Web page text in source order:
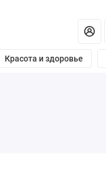
Красота и здоровье